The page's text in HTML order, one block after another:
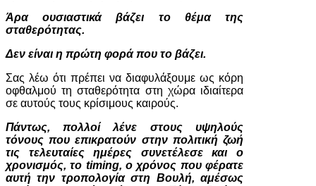
Άρα ουσιαστικά βάζει το θέμα της
σταθερότητας.
Δεν είναι η πρώτη φορά που το βάζει.
Σας λέω ότι πρέπει να διαφυλάξουμε ως κόρη
οφθαλμού τη σταθερότητα στη χώρα ιδιαίτερα
σε αυτούς τους κρίσιμους καιρούς.
Πάντως, πολλοί λένε στους υψηλούς
τόνους που επικρατούν στην πολιτική ζωή
τις τελευταίες ημέρες συνετέλεσε και ο
χρονισμός, το timing, ο χρόνος που φέρατε
αυτή την τροπολογία στη Βουλή, αμέσως